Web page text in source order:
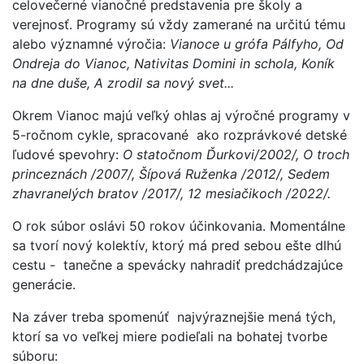
celovečerné vianočné predstavenia pre školy a
verejnosť. Programy sú vždy zamerané na určitú tému
alebo významné výročia: Vianoce u grófa Pálfyho, Od
Ondreja do Vianoc, Nativitas Domini in schola, Koník
na dne duše, A zrodil sa nový svet...
Okrem Vianoc majú veľký ohlas aj výročné programy v
5-ročnom cykle, spracované ako rozprávkové detské
ľudové spevohry: O statočnom Ďurkovi/2002/, O troch
princeznách /2007/, Šípová Ruženka /2012/, Sedem
zhavranelých bratov /2017/, 12 mesiačikoch /2022/.
O rok súbor oslávi 50 rokov účinkovania. Momentálne
sa tvorí nový kolektív, ktorý má pred sebou ešte dlhú
cestu - tanečne a spevácky nahradiť predchádzajúce
generácie.
Na záver treba spomenúť najvýraznejšie mená tých,
ktorí sa vo veľkej miere podieľali na bohatej tvorbe
súboru: